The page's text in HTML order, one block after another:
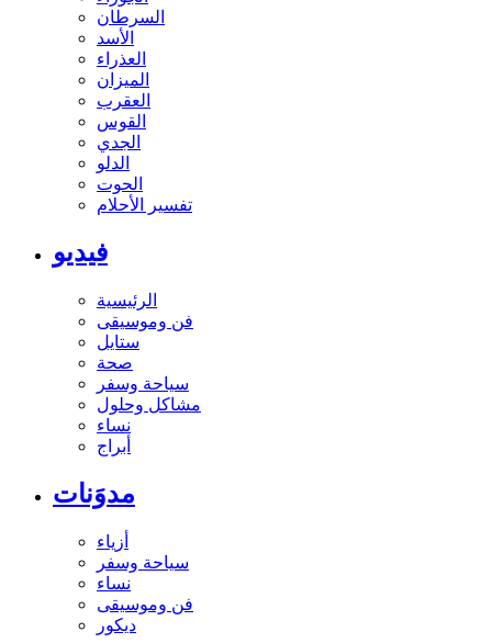
السرطان
الأسد
العذراء
الميزان
العقرب
القوس
الجدي
الدلو
الحوت
تفسير الأحلام
فيديو
الرئيسية
فن وموسيقى
ستايل
صحة
سياحة وسفر
مشاكل وحلول
نساء
أبراج
مدوَنات
أزياء
سياحة وسفر
نساء
فن وموسيقى
ديكور